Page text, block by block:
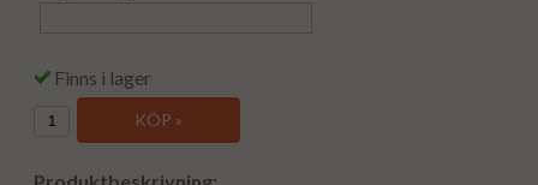
Finns i lager
KÖP »